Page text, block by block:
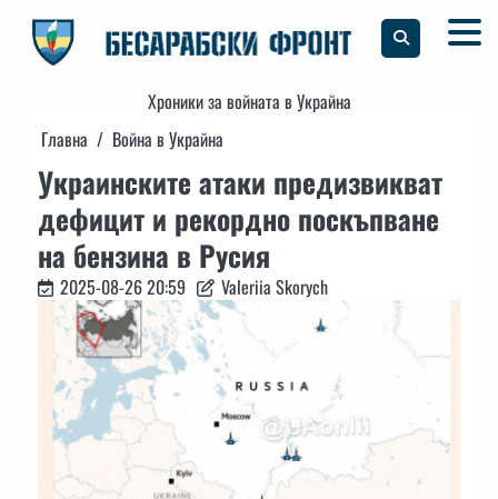
content
Хроники за войната в Украйна
Главна
Война в Украйна
Украинските атаки предизвикват
дефицит и рекордно поскъпване
на бензина в Русия
2025-08-26 20:59 Valeriia Skorych